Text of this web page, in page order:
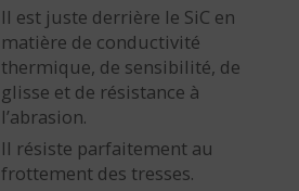
Il est juste derrière le SiC en
matière de conductivité
thermique, de sensibilité, de
glisse et de résistance à
l’abrasion.
Il résiste parfaitement au
frottement des tresses.